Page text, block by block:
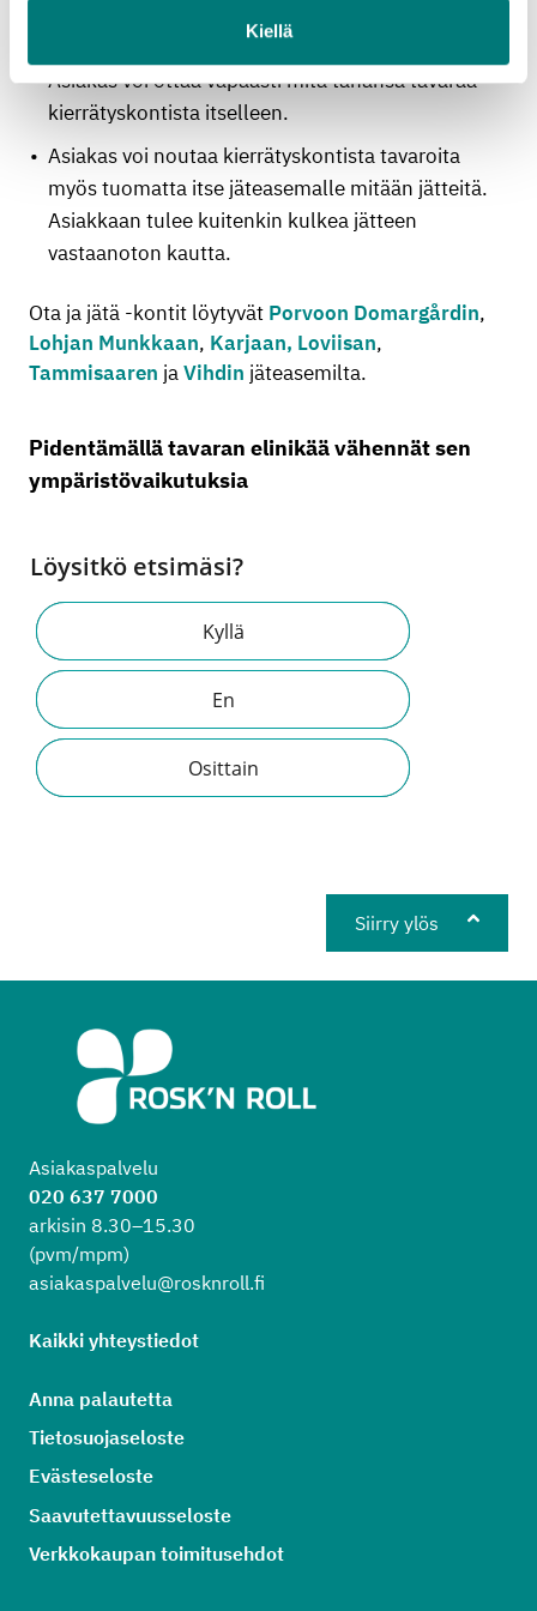
Kiellä
Tavaran jättäminen kierrätyskonttiin on
asiakkaalle vapaaehtoista.
Asiakas voi ottaa vapaasti mitä tahansa tavaraa
kierrätyskontista itselleen.
Asiakas voi noutaa kierrätyskontista tavaroita
myös tuomatta itse jäteasemalle mitään jätteitä.
Asiakkaan tulee kuitenkin kulkea jätteen
vastaanoton kautta.
Ota ja jätä -kontit löytyvät Porvoon Domargårdin,
Lohjan Munkkaan, Karjaan, Loviisan,
Tammisaaren jaVihdin jäteasemilta.
Pidentämällä tavaran elinikää vähennät sen
ympäristövaikutuksia
Löysitkö etsimäsi?
Kyllä
En
Osittain
Siirry ylös
Asiakaspalvelu
020 637 7000
arkisin 8.30–15.30
(pvm/mpm)
asiakaspalvelu@rosknroll.fi
Kaikki yhteystiedot
Anna palautetta
Tietosuojaseloste
Evästeseloste
Saavutettavuusseloste
Verkkokaupan toimitusehdot